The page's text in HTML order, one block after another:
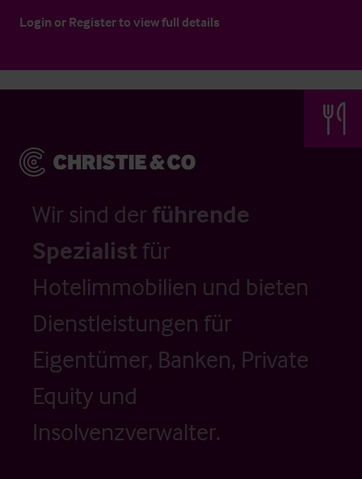
Login or Registerto view full details
Wir sind der führende
Spezialistfür
Hotelimmobilien und bieten
Dienstleistungen für
Eigentümer, Banken, Private
Equity und
Insolvenzverwalter.